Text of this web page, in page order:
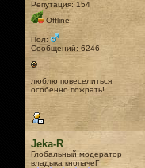
Репутация: 154
Offline
Пол:
Сообщений: 6246
люблю повеселиться,
особенно пожрать!
Jeka-R
Глобальный модератор
владыка кнопачеГ